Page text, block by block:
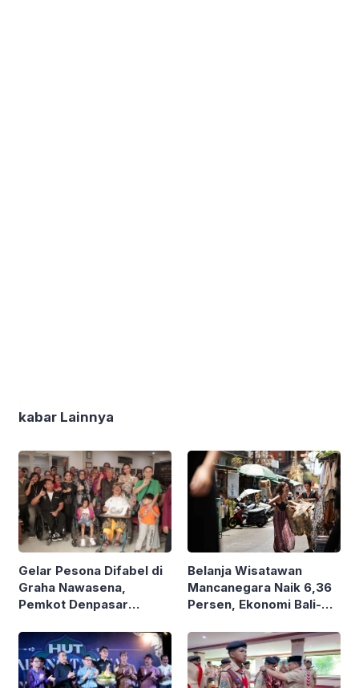
kabar Lainnya
Gelar Pesona Difabel di
Graha Nawasena,
Pemkot Denpasar
dan Penyintas
Skizofrenia
Belanja Wisatawan
Mancanegara Naik 6,36
Persen, Ekonomi Bali-
Persen